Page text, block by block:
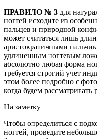
ПРАВИЛО № 3 для
ногтей исходите из
пальцев и природной
может считаться лишь
аристократичными
удлиненным ногтевым
абсолютно любая форма
требуется строгий учет
этом более подробно с
когда будем
На заметку
Чтобы определиться с
ногтей, проведите